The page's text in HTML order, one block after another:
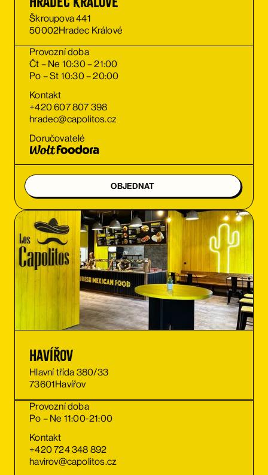
Škroupova 441
50002Hradec Králové
Provozní doba
Čt – Ne 10:30 – 21:00
Po – St 10:30 – 20:00
Kontakt
+420 607 807 398
hradec@capolitos.cz
Doručovatelé
OBJEDNAT
Havířov
Hlavní třída 380/33
73601Havířov
Provozní doba
Po – Ne 11:00-21:00
Kontakt
+420 724 348 892
havirov@capolitos.cz